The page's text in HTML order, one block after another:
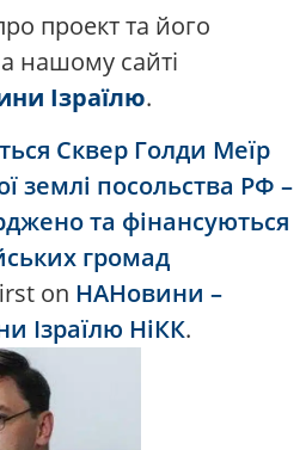
проект та його
нашому сайті
Ізраїлю.
Сквер Голди Меїр
землі посольства РФ –
та фінансуються
громад
on НАНовини –
Ізраїлю НіКК.